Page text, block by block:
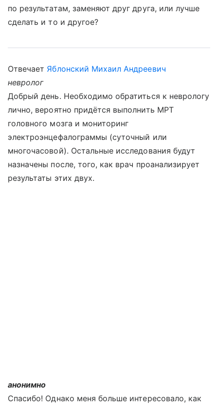
по результатам, заменяют друг друга, или лучше
сделать и то и другое?
Отвечает Яблонский Михаил Андреевич
невролог
Добрый день. Необходимо обратиться к неврологу
лично, вероятно придётся выполнить МРТ
головного мозга и мониторинг
электроэнцефалограммы (суточный или
многочасовой). Остальные исследования будут
назначены после, того, как врач проанализирует
результаты этих двух.
анонимно
Спасибо! Однако меня больше интересовало, как